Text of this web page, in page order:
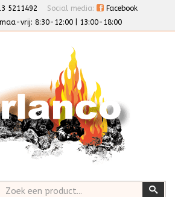
5211492 Social media:
Facebook
maa-vrij: 8:30-12:00 | 13:00-18:00
Zoeken